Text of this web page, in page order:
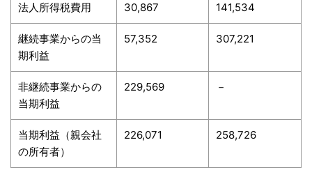
法人所得税費用 30,867 141,534
継続事業からの当
期利益
57,352 307,221
非継続事業からの
当期利益
229,569 －
当期利益（親会社
の所有者）
226,071 258,726